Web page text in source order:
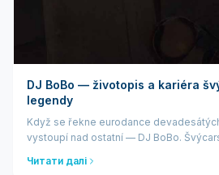
DJ BoBo — životopis a kariéra
legendy
Když se řekne eurodance
vystoupí nad ostatní — DJ BoBo.
nejúspěšnějším evropským umělc...
Читати далі